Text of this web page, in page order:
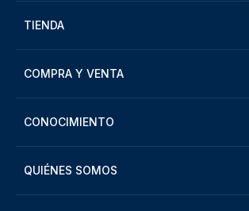
TIENDA
COMPRA Y VENTA
CONOCIMIENTO
QUIÉNES SOMOS